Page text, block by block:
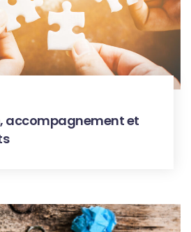
accompagnement et